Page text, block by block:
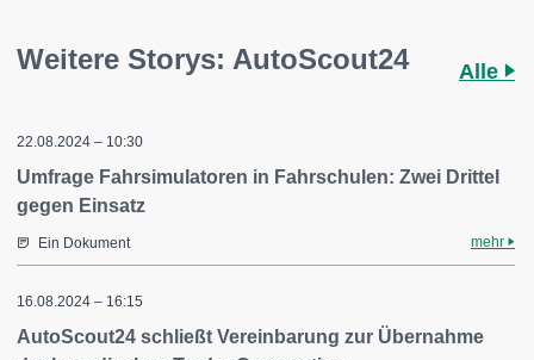
Weitere Storys: AutoScout24 Alle
22.08.2024 – 10:30
Umfrage Fahrsimulatoren in Fahrschulen: Zwei Drittel
gegen Einsatz
Ein Dokument mehr
16.08.2024 – 16:15
AutoScout24 schließt Vereinbarung zur Übernahme